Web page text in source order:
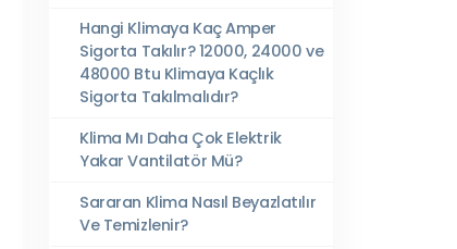
Hangi Klimaya Kaç Amper
Sigorta Takılır? 12000, 24000 ve
48000 Btu Klimaya Kaçlık
Sigorta Takılmalıdır?
Klima Mı Daha Çok Elektrik
Yakar Vantilatör Mü?
Sararan Klima Nasıl Beyazlatılır
Ve Temizlenir?